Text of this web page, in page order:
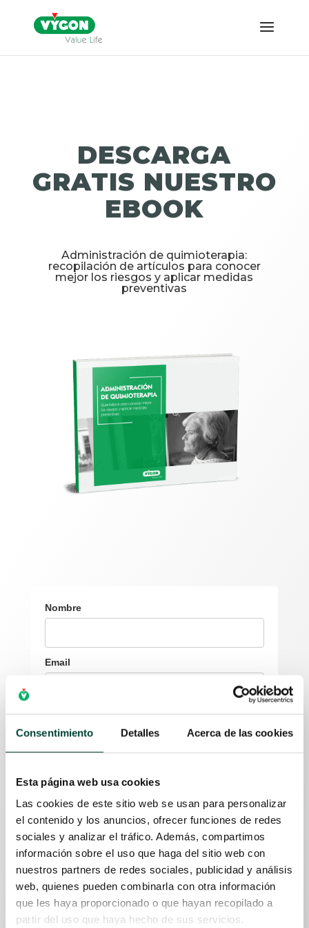
Consentimiento Detalles Acerca de las cookies
Esta página web usa cookies
Las cookies de este sitio web se usan para personalizar
el contenido y los anuncios, ofrecer funciones de redes
sociales y analizar el tráfico. Además, compartimos
información sobre el uso que haga del sitio web con
nuestros partners de redes sociales, publicidad y análisis
web, quienes pueden combinarla con otra información
que les haya proporcionado o que hayan recopilado a
partir del uso que haya hecho de sus servicios.
DESCARGA
GRATIS NUESTRO
EBOOK
Administración de quimioterapia:
recopilación de artículos para conocer
mejor los riesgos y aplicar medidas
preventivas
Nombre
Email
País
Hospital
Responsable del tratamiento: Vygon SA
mediante el formulario para el registro en el campus de